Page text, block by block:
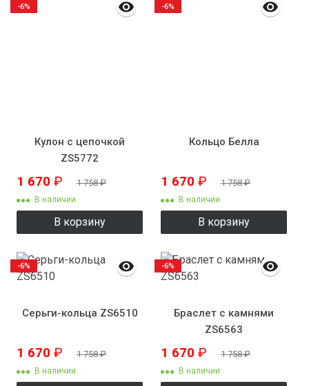
Кулон с цепочкой
ZS5772
1 670 ₽ 1 758₽
В наличии
В корзину
-6%
Кольцо Белла
1 670 ₽ 1 758₽
В наличии
В корзину
-6%
Серьги-кольца ZS6510
1 670 ₽ 1 758₽
В наличии
-6%
Браслет с камнями
ZS6563
1 670 ₽ 1 758₽
В наличии
-6%